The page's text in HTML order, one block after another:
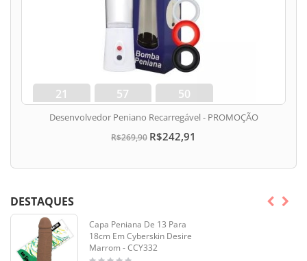
21
dias
57
min
49
seg
Desenvolvedor Peniano Recarregável - PROMOÇÃO
R$269,90 R$242,91
DESTAQUES
Capa Peniana De 13 Para
18cm Em Cyberskin Desire
Marrom - CCY332